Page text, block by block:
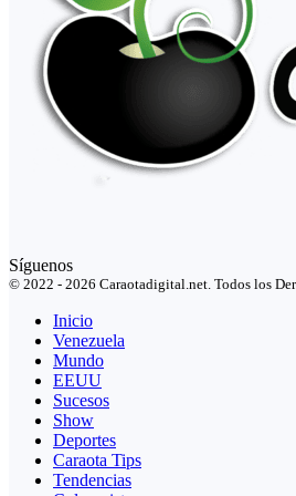
Síguenos
© 2022 - 2026 Caraotadigital.net. Todos los
Inicio
Venezuela
Mundo
EEUU
Sucesos
Show
Deportes
Caraota Tips
Tendencias